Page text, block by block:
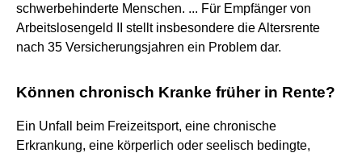
schwerbehinderte Menschen. ... Für Empfänger von
Arbeitslosengeld II stellt insbesondere die Altersrente
nach 35 Versicherungsjahren ein Problem dar.
Können chronisch Kranke früher in Rente?
Ein Unfall beim Freizeitsport, eine chronische
Erkrankung, eine körperlich oder seelisch bedingte,